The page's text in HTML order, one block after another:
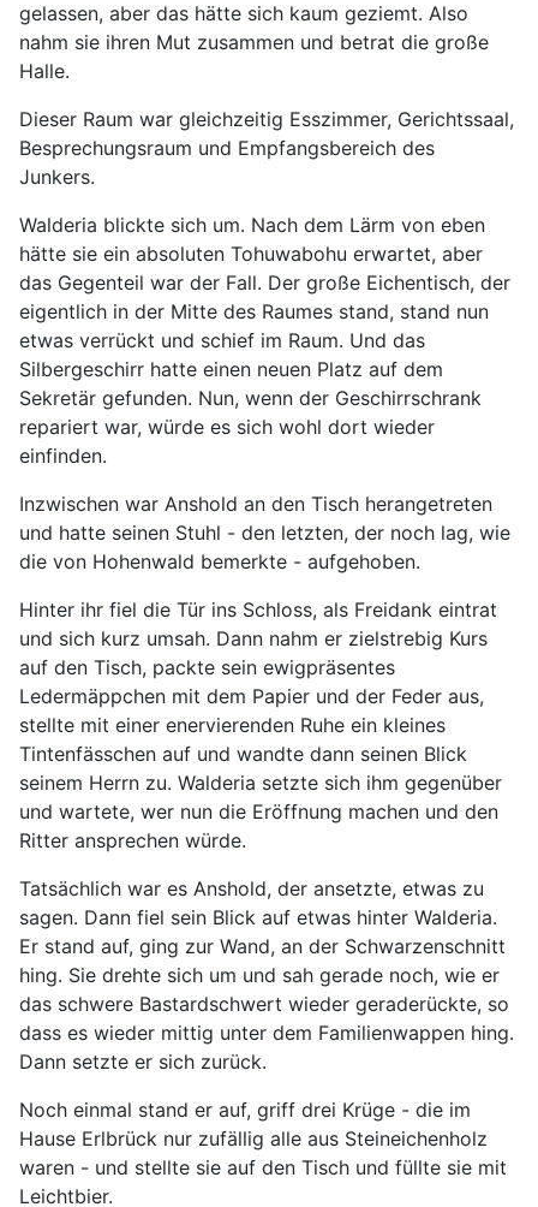
gelassen, aber das hätte sich kaum geziemt. Also
nahm sie ihren Mut zusammen und betrat die große
Halle.
Dieser Raum war gleichzeitig Esszimmer, Gerichtssaal,
Besprechungsraum und Empfangsbereich des
Junkers.
Walderia blickte sich um. Nach dem Lärm von eben
hätte sie ein absoluten Tohuwabohu erwartet, aber
das Gegenteil war der Fall. Der große Eichentisch, der
eigentlich in der Mitte des Raumes stand, stand nun
etwas verrückt und schief im Raum. Und das
Silbergeschirr hatte einen neuen Platz auf dem
Sekretär gefunden. Nun, wenn der Geschirrschrank
repariert war, würde es sich wohl dort wieder
einfinden.
Inzwischen war Anshold an den Tisch herangetreten
und hatte seinen Stuhl - den letzten, der noch lag, wie
die von Hohenwald bemerkte - aufgehoben.
Hinter ihr fiel die Tür ins Schloss, als Freidank eintrat
und sich kurz umsah. Dann nahm er zielstrebig Kurs
auf den Tisch, packte sein ewigpräsentes
Ledermäppchen mit dem Papier und der Feder aus,
stellte mit einer enervierenden Ruhe ein kleines
Tintenfässchen auf und wandte dann seinen Blick
seinem Herrn zu. Walderia setzte sich ihm gegenüber
und wartete, wer nun die Eröffnung machen und den
Ritter ansprechen würde.
Tatsächlich war es Anshold, der ansetzte, etwas zu
sagen. Dann fiel sein Blick auf etwas hinter Walderia.
Er stand auf, ging zur Wand, an der Schwarzenschnitt
hing. Sie drehte sich um und sah gerade noch, wie er
das schwere Bastardschwert wieder geraderückte, so
dass es wieder mittig unter dem Familienwappen hing.
Dann setzte er sich zurück.
Noch einmal stand er auf, griff drei Krüge - die im
Hause Erlbrück nur zufällig alle aus Steineichenholz
waren - und stellte sie auf den Tisch und füllte sie mit
Leichtbier.